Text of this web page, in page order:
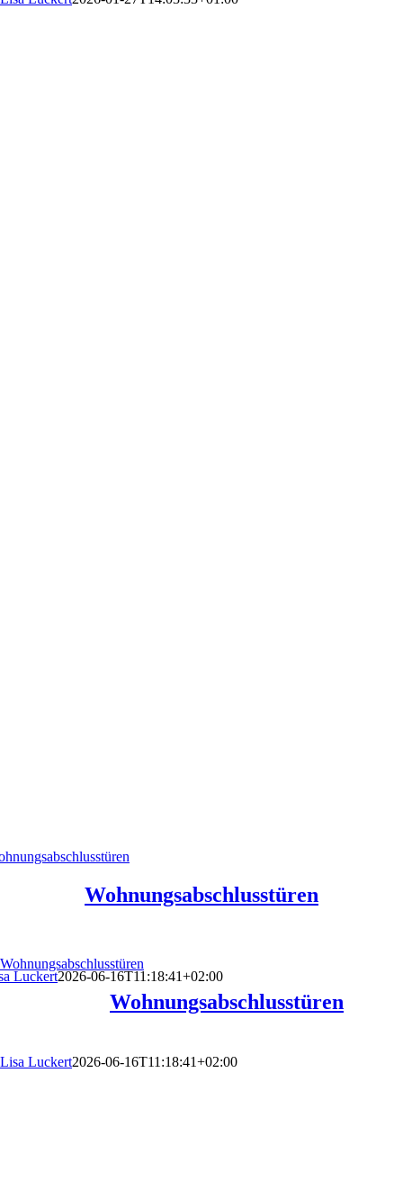
Wohnungs­abschlusstüren
Wohnungs­abschlusstüren
Lisa Luckert2026-06-16T11:18:41+02:00
Wohnungs­abschlusstüren
Luckert2026-06-16T11:18:41+02:00